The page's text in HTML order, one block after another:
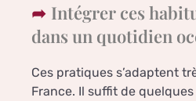
Intégrer ces
dans un quotidien
Ces pratiques s’adaptent
France. Il suffit de